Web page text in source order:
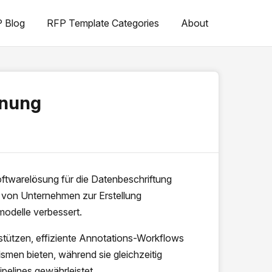
Blog RFP Template Categories About
für die Datenbeschriftung
Unternehmen zur Erstellung
verbessert.
effiziente Annotations-Workflows
bieten, während sie gleichzeitig